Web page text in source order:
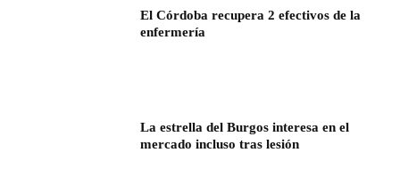
El Córdoba recupera 2 efectivos de la
enfermería
La estrella del Burgos interesa en el
mercado incluso tras lesión